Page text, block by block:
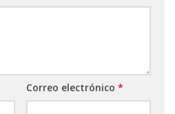
Correo electrónico *